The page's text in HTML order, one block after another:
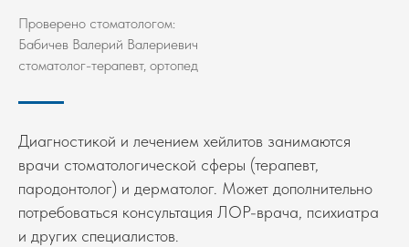
Проверено стоматологом:
Бабичев Валерий Валериевич
стоматолог-терапевт, ортопед
Диагностикой и лечением хейлитов занимаются
врачи стоматологической сферы (терапевт,
пародонтолог) и дерматолог. Может дополнительно
потребоваться консультация ЛОР-врача, психиатра
и других специалистов.